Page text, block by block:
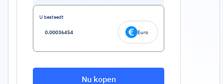
U besteedt
Euro
Nu kopen